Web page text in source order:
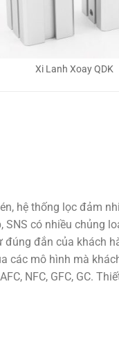
Xi Lanh Xoay QDK
hệ thống lọc đảm
có nhiều chủng
đúng đắn của khách
các mô hình mà
NFC, GFC, GC.